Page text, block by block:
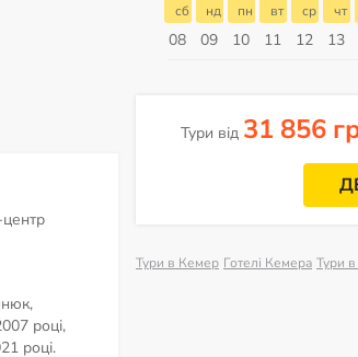
році,
році.
08
сб
09
нд
10
пн
11
вт
12
ср
13
чт
Тури від 31 856
Тури в Кемер Готелі Кемера Тури